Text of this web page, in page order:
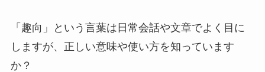
「趣向」という言葉は日常会話や文章でよく目に
しますが、正しい意味や使い方を知っています
か？